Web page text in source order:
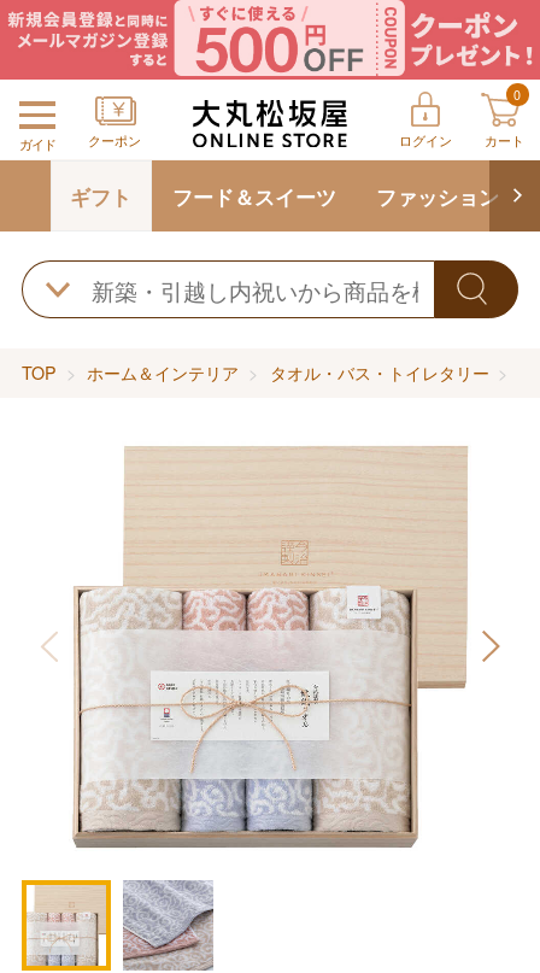
ガイド クーポン ログイン
0
カート
ギフト フード＆スイーツ ファッション
TOP ホーム＆インテリア タオル・バス・トイレタリー